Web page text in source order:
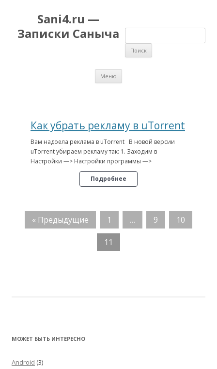
Sani4.ru —
Записки Саныча
Меню
Как убрать рекламу в uTorrent
Вам надоела реклама в uTorrent В новой версии
uTorrent убираем рекламу так: 1. Заходим в
Настройки —> Настройки программы —>
Подробнее
« Предыдущие 1 … 9 10
11
МОЖЕТ БЫТЬ ИНТЕРЕСНО
Android (3)